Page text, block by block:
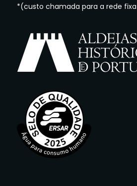
*(custo chamada para a rede